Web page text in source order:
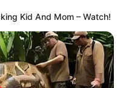
Kid And Mom – Watch!